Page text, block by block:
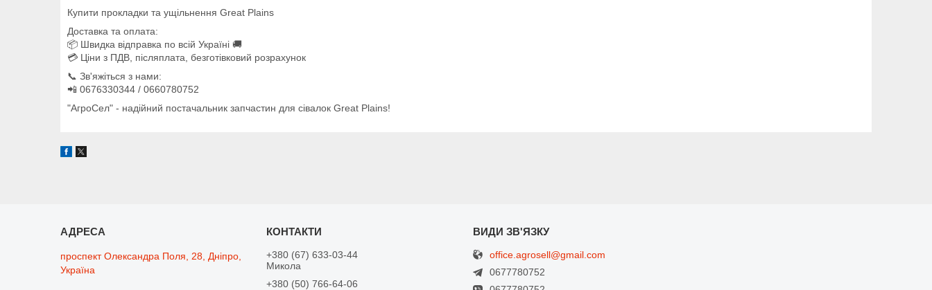
Купити прокладки та ущільнення Great Plains
Доставка та оплата:
📦 Швидка відправка по всій Україні 🚚
💳 Ціни з ПДВ, післяплата, безготівковий розрахунок
📞 Зв'яжіться з нами:
📲 0676330344 / 0660780752
"АгроСел" - надійний постачальник запчастин для сівалок Great Plains!
проспект Олександра Поля, 28, Дніпро,
Україна
+380 (67) 633-03-44
Микола
+380 (50) 766-64-06
office.agrosell@gmail.com
0677780752